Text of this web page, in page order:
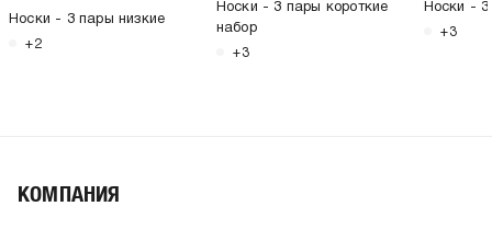
Носки - 3 пары низкие
+2
Носки - 3 пары короткие
набор
+3
Носки - 3
+3
КОМПАНИЯ